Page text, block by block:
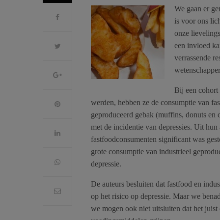
We gaan er
is voor ons
onze
een invloed
verrassende
Bij een cohort
werden, hebben ze de consumptie van
geproduceerd gebak (muffins, donuts en
met de incidentie van depressies. Uit hun
fastfoodconsumenten significant was
grote consumptie van industrieel
depressie.
De auteurs besluiten dat fastfood en
op het risico op depressie. Maar we
we mogen ook niet uitsluiten dat het juist